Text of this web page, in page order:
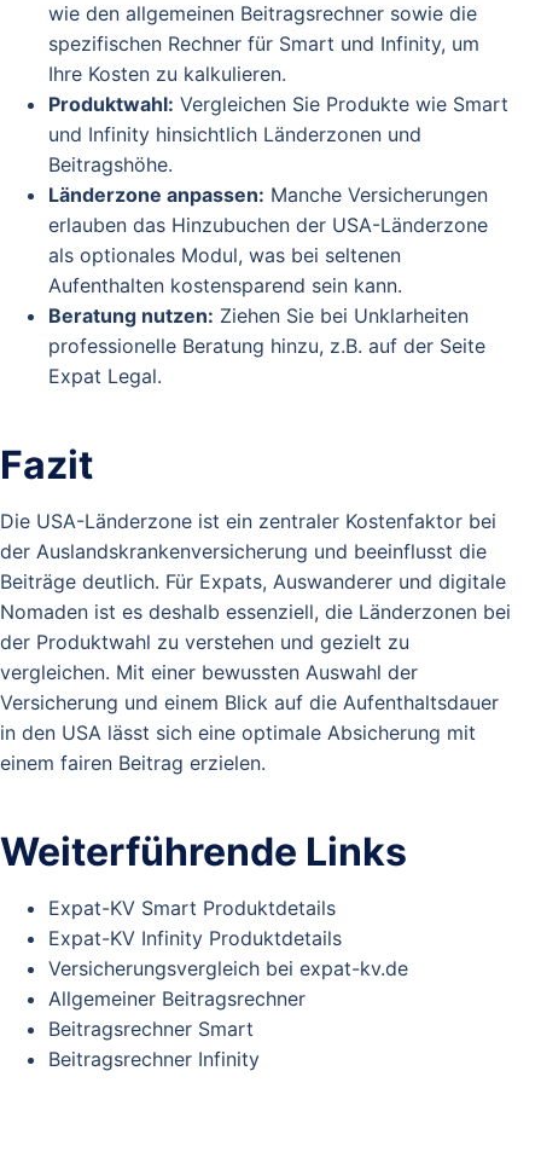
wie den allgemeinen Beitragsrechner sowie die
spezifischen Rechner für Smart und Infinity, um
Ihre Kosten zu kalkulieren.
Produktwahl: Vergleichen Sie Produkte wie Smart
und Infinity hinsichtlich Länderzonen und
Beitragshöhe.
Länderzone anpassen: Manche Versicherungen
erlauben das Hinzubuchen der USA-Länderzone
als optionales Modul, was bei seltenen
Aufenthalten kostensparend sein kann.
Beratung nutzen: Ziehen Sie bei Unklarheiten
professionelle Beratung hinzu, z.B. auf der Seite
Expat Legal.
Fazit
Die USA-Länderzone ist ein zentraler Kostenfaktor bei
der Auslandskrankenversicherung und beeinflusst die
Beiträge deutlich. Für Expats, Auswanderer und digitale
Nomaden ist es deshalb essenziell, die Länderzonen bei
der Produktwahl zu verstehen und gezielt zu
vergleichen. Mit einer bewussten Auswahl der
Versicherung und einem Blick auf die Aufenthaltsdauer
in den USA lässt sich eine optimale Absicherung mit
einem fairen Beitrag erzielen.
Weiterführende Links
Expat-KV Smart Produktdetails
Expat-KV Infinity Produktdetails
Versicherungsvergleich bei expat-kv.de
Allgemeiner Beitragsrechner
Beitragsrechner Smart
Beitragsrechner Infinity